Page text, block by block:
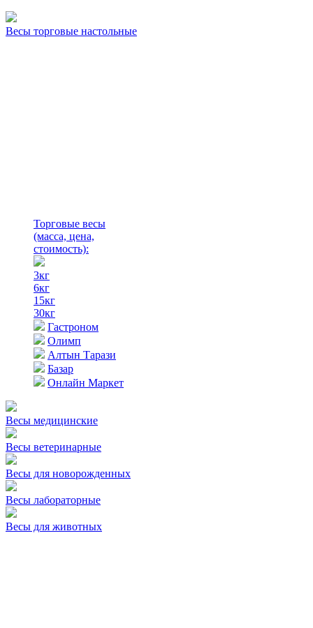
Весы торговые настольные
Торговые весы
(масса, цена,
стоимость):
3кг
6кг
15кг
30кг
Гастроном
Олимп
Алтын Тарази
Базар
Онлайн Маркет
Весы медицинские
Весы ветеринарные
Весы для новорожденных
Весы лабораторные
Весы для животных